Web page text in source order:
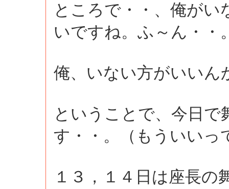
ところで・・、俺が
いですね。ふ～ん・・
俺、いない方がいいん
ということで、今日で
す・・。（もういいっ
１３，１４日は座長の